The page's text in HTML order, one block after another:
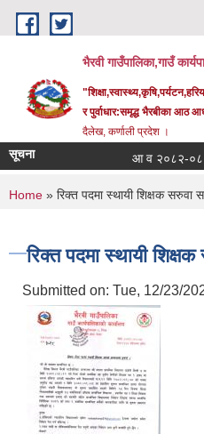
Skip to main content
भैरवी गाउँपालिका,गाउँ
र पुर्वाधार:समृद्ध भैरबीका आठ
दैलेख, कर्णाली प्रदेश ।
सूचना आ व २०८२-०८३
You are here
Home » रिक्त पदमा स्थायी शिक्षक सरुवा
रिक्त पदमा स्थायी
Submitted on: Tue, 12/23/